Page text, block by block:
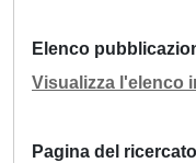
Elenco
Visualizza l'elenco
Pagina del